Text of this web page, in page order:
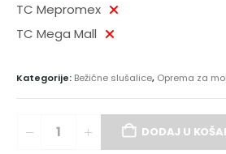
TC Mepromex
TC Mega Mall
Kategorije: Bežične slušalice, Oprema za
DODAJ U